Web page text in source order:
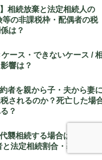
相続放棄と法定相続人の
の非課税枠・配偶者の税
は？
ース・できないケース /
響は？
者を親から子・夫から妻
されるのか？死亡した場
？
襲相続する場合は二重相
法定相続割合・基礎控